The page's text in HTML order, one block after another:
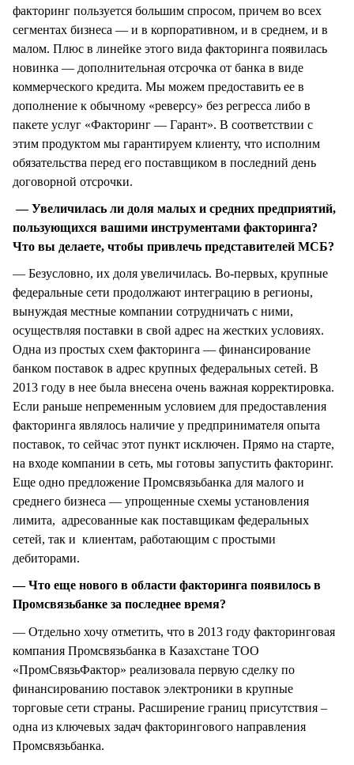
факторинг пользуется большим спросом, причем во всех
сегментах бизнеса — и в корпоративном, и в среднем, и в
малом. Плюс в линейке этого вида факторинга появилась
новинка — дополнительная отсрочка от банка в виде
коммерческого кредита. Мы можем предоставить ее в
дополнение к обычному «реверсу» без регресса либо в
пакете услуг «Факторинг — Гарант». В соответствии с
этим продуктом мы гарантируем клиенту, что исполним
обязательства перед его поставщиком в последний день
договорной отсрочки.
— Увеличилась ли доля малых и средних предприятий,
пользующихся вашими инструментами факторинга?
Что вы делаете, чтобы привлечь представителей МСБ?
— Безусловно, их доля увеличилась. Во-первых, крупные
федеральные сети продолжают интеграцию в регионы,
вынуждая местные компании сотрудничать с ними,
осуществляя поставки в свой адрес на жестких условиях.
Одна из простых схем факторинга — финансирование
банком поставок в адрес крупных федеральных сетей. В
2013 году в нее была внесена очень важная корректировка.
Если раньше непременным условием для предоставления
факторинга являлось наличие у предпринимателя опыта
поставок, то сейчас этот пункт исключен. Прямо на старте,
на входе компании в сеть, мы готовы запустить факторинг.
Еще одно предложение Промсвязьбанка для малого и
среднего бизнеса — упрощенные схемы установления
лимита, адресованные как поставщикам федеральных
сетей, так и клиентам, работающим с простыми
дебиторами.
— Что еще нового в области факторинга появилось в
Промсвязьбанке за последнее время?
— Отдельно хочу отметить, что в 2013 году факторинговая
компания Промсвязьбанка в Казахстане ТОО
«ПромСвязьФактор» реализовала первую сделку по
финансированию поставок электроники в крупные
торговые сети страны. Расширение границ присутствия –
одна из ключевых задач факторингового направления
Промсвязьбанка.